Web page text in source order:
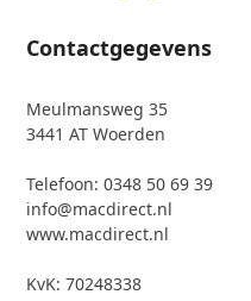
Contactgegevens
Meulmansweg 35
3441 AT Woerden
Telefoon: 0348 50 69 39
info@macdirect.nl
www.macdirect.nl
KvK: 70248338